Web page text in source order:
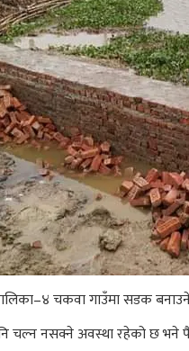
चकवा गाउँमा सडक
नसक्ने अवस्था रहेको छ भने